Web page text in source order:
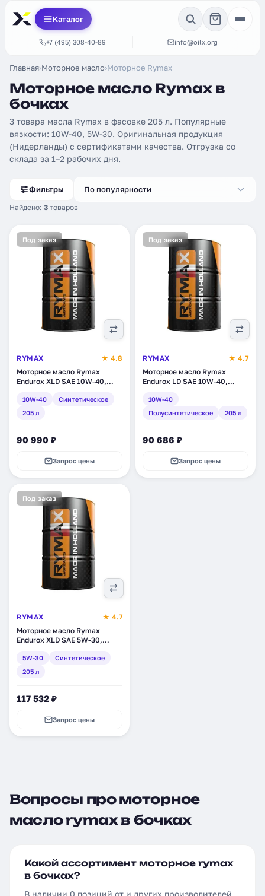
Каталог
+7 (495) 308-40-89 info@oilx.org
Главная›Моторное масло›Моторное Rymax
Моторное масло Rymax в
бочках
3 товара масла Rymax в фасовке 205 л. Популярные
вязкости: 10W-40, 5W-30. Оригинальная продукция
(Нидерланды) с сертификатами качества. Отгрузка со
склада за 1–2 рабочих дня.
Фильтры
Найдено: 3 товаров
По популярности
Под заказ
RYMAX
★ 4.8
Моторное масло Rymax
Endurox XLD SAE 10W-40,
(REXLD1040205)
10W-40
Синтетическое
205 л
90 990 ₽
Запрос цены
Под заказ
RYMAX
★ 4.7
Моторное масло Rymax
Endurox LD SAE 10W-40,
(RELD1040205)
10W-40
Полусинтетическое
205 л
90 686 ₽
Запрос цены
Под заказ
RYMAX
★ 4.7
Моторное масло Rymax
Endurox XLD SAE 5W-30,
(REXLD540205)
5W-30
Синтетическое
205 л
117 532 ₽
Запрос цены
Вопросы про моторное
масло rymax в бочках
Какой ассортимент моторное rymax
в бочках?
В наличии 0 позиций от и других производителей.